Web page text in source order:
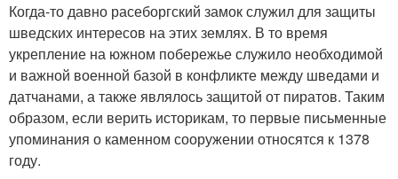
Когда-то давно расеборгский замок служил для защиты
шведских интересов на этих землях. В то время
укрепление на южном побережье служило необходимой
и важной военной базой в конфликте между шведами и
датчанами, а также являлось защитой от пиратов. Таким
образом, если верить историкам, то первые письменные
упоминания о каменном сооружении относятся к 1378
году.